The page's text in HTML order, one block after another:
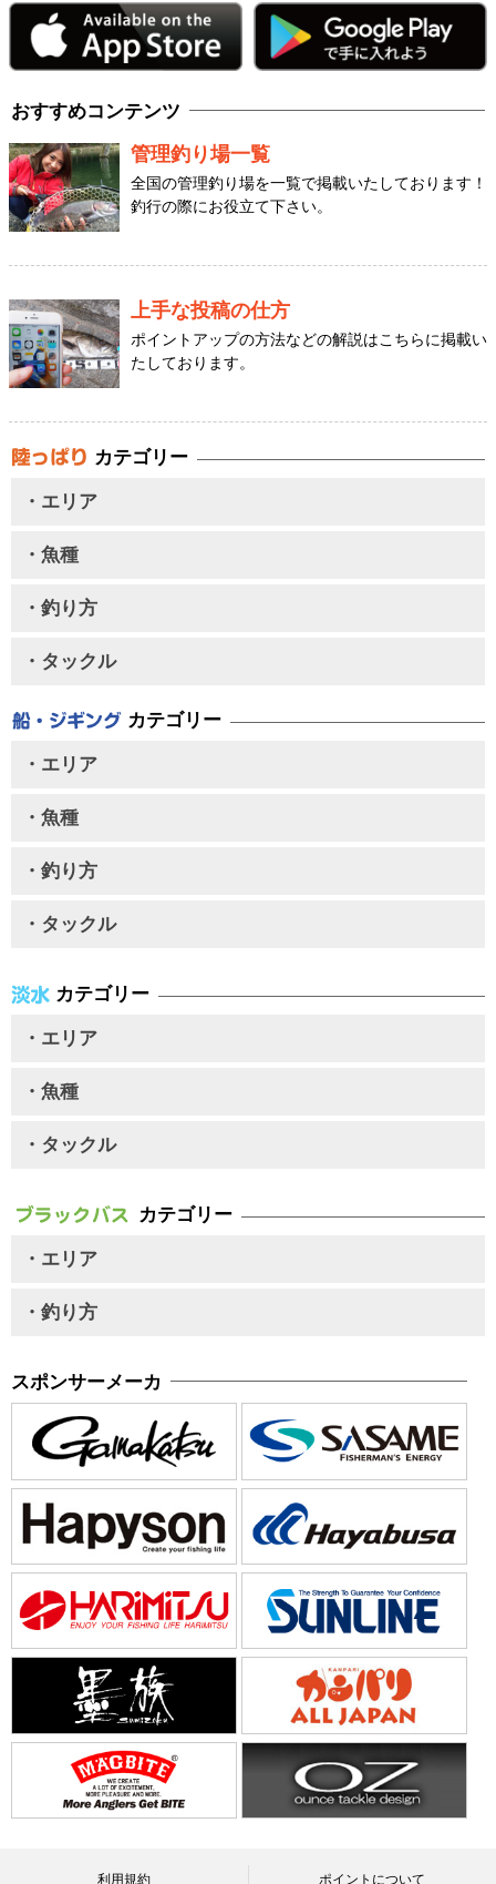
おすすめコンテンツ
管理釣り場一覧
全国の管理釣り場を一覧で掲載いたしております！
釣行の際にお役立て下さい。
上手な投稿の仕方
ポイントアップの方法などの解説はこちらに掲載い
たしております。
カテゴリー
・エリア
・魚種
・釣り方
・タックル
カテゴリー
・エリア
・魚種
・釣り方
・タックル
カテゴリー
・エリア
・魚種
・タックル
カテゴリー
・エリア
・釣り方
スポンサーメーカ
利用規約 ポイントについて